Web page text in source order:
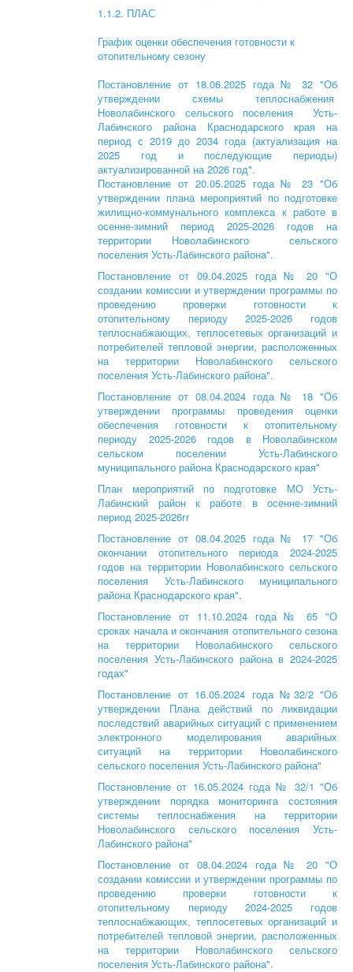
1.1.2. ПЛАС
График оценки обеспечения готовности к
отопительному сезону
Постановление от 18.06.2025 года № 32 "Об
утверждении схемы теплоснабжения
Новолабинского сельского поселения Усть-
Лабинского района Краснодарского края на
период с 2019 до 2034 года (актуализация на
2025 год и последующие периоды)
актуализированной на 2026 год".
Постановление от 20.05.2025 года № 23 "Об
утверждении плана мероприятий по подготовке
жилищно-коммунального комплекса к работе в
осенне-зимний период 2025-2026 годов на
территории Новолабинского сельского
поселения Усть-Лабинского района".
Постановление от 09.04.2025 года № 20 "О
создании комиссии и утверждении программы по
проведению проверки готовности к
отопительному периоду 2025-2026 годов
теплоснабжающих, теплосетевых организаций и
потребителей тепловой энергии, расположенных
на территории Новолабинского сельского
поселения Усть-Лабинского района".
Постановление от 08.04.2024 года № 18 "Об
утверждении программы проведения оценки
обеспечения готовности к отопительному
периоду 2025-2026 годов в Новолабинском
сельском поселении Усть-Лабинского
муниципального района Краснодарского края"
План мероприятий по подготовке МО Усть-
Лабинский район к работе в осенне-зимний
период 2025-2026гг
Постановление от 08.04.2025 года № 17 "Об
окончании отопительного периода 2024-2025
годов на территории Новолабинского сельского
поселения Усть-Лабинского муниципального
района Краснодарского края".
Постановление от 11.10.2024 года № 65 "О
сроках начала и окончания отопительного сезона
на территории Новолабинского сельского
поселения Усть-Лабинского района в 2024-2025
годах"
Постановление от 16.05.2024 года №32/2 "Об
утверждении Плана действий по ликвидации
последствий аварийных ситуаций с применением
электронного моделирования аварийных
ситуаций на территории Новолабинского
сельского поселения Усть-Лабинского района"
Постановление от 16.05.2024 года № 32/1 "Об
утверждении порядка мониторинга состояния
системы теплоснабжения на территории
Новолабинского сельского поселения Усть-
Лабинского района"
Постановление от 08.04.2024 года № 20 "О
создании комиссии и утверждении программы по
проведению проверки готовности к
отопительному периоду 2024-2025 годов
теплоснабжающих, теплосетевых организаций и
потребителей тепловой энергии, расположенных
на территории Новолабинского сельского
поселения Усть-Лабинского района".